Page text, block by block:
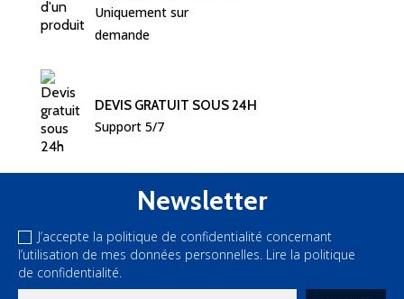
Uniquement sur
demande
DEVIS GRATUIT SOUS 24H
Support 5/7
Newsletter
J’accepte la politique de confidentialité concernant
l’utilisation de mes données personnelles. Lire la politique
de confidentialité.